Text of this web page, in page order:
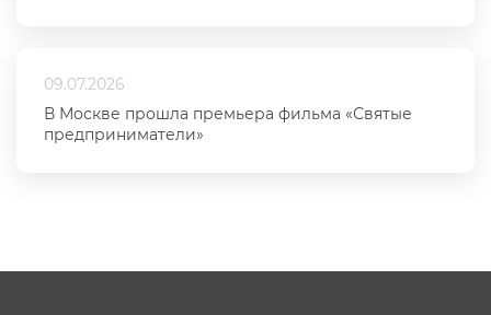
09.07.2026
В Москве прошла премьера фильма «Святые
предприниматели»